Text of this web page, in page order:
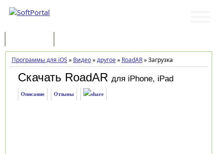
Программы для iOS » Видео»другое» RoadAR»Загрузка
Скачать RoadAR для iPhone, iPad
Описание Отзывы